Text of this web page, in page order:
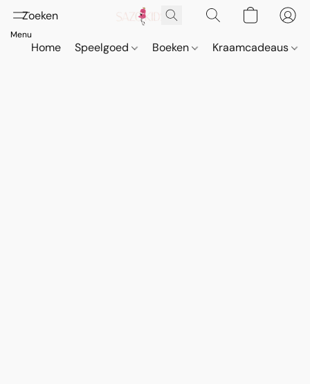
Home Speelgoed Boeken Kraamcadeaus